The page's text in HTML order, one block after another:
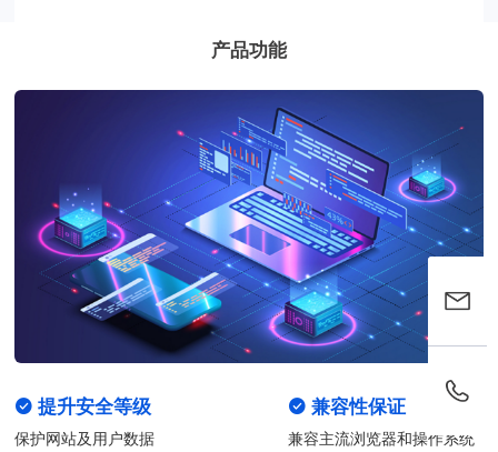
产品功能
提升安全等级
保护网站及用户数据
兼容性保证
兼容主流浏览器和操作系统